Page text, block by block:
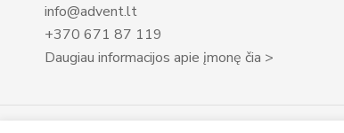
info@advent.lt
+370 671 87 119
Daugiau informacijos apie įmonę čia >